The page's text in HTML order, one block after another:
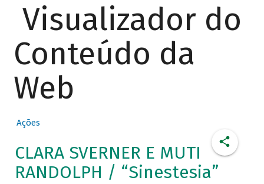
Visualizador do
Conteúdo da
Web
Ações
CLARA SVERNER E MUTI
RANDOLPH / “Sinestesia”